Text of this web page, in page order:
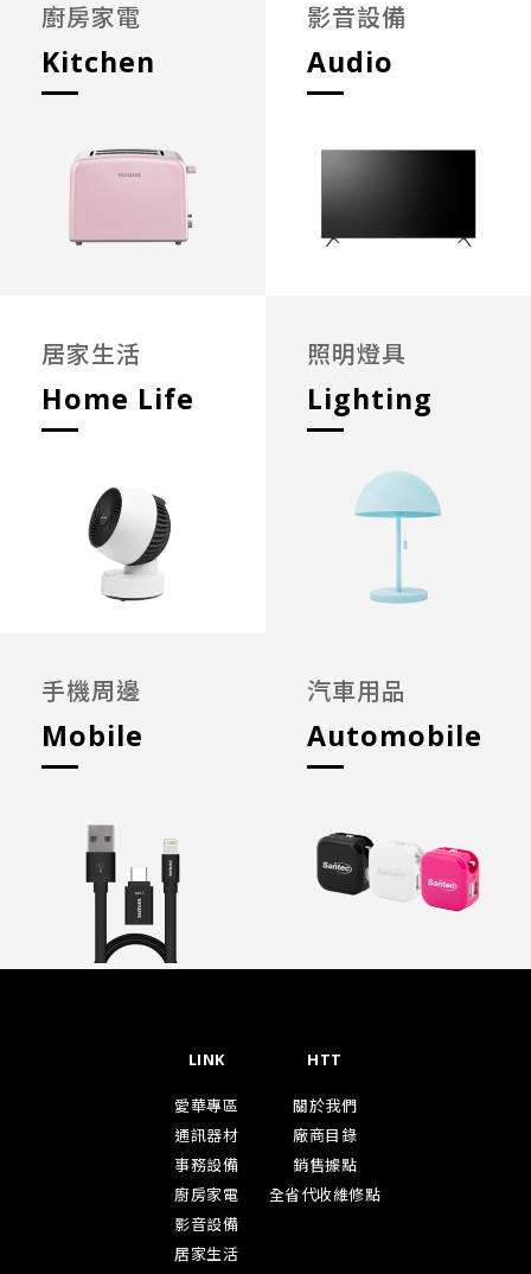
廚房家電
Kitchen
影音設備
Audio
居家生活
Home Life
照明燈具
Lighting
手機周邊
Mobile
汽車用品
Automobile
LINK
愛華專區
通訊器材
事務設備
廚房家電
影音設備
居家生活
HTT
關於我們
廠商目錄
銷售據點
全省代收維修點